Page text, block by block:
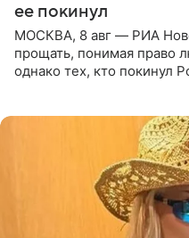
ее покинул
МОСКВА, 8 авг — РИА
прощать, понимая право
однако тех, кто покинул